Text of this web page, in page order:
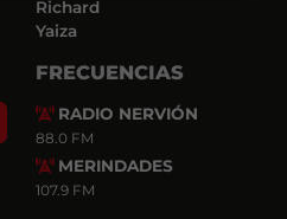
Richard
Yaiza
Search
FRECUENCIAS
RADIO NERVIÓN
88.0 FM
MERINDADES
107.9 FM